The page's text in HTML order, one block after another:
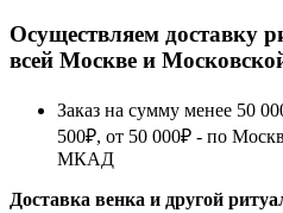
Осуществляем доставку
всей Москве и
Заказ на сумму менее 50
500₽, от 50 000₽ - по
МКАД
Доставка венка и другой